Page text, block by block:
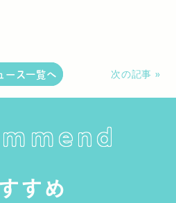
ース一覧へ 次の記事 »
すめ